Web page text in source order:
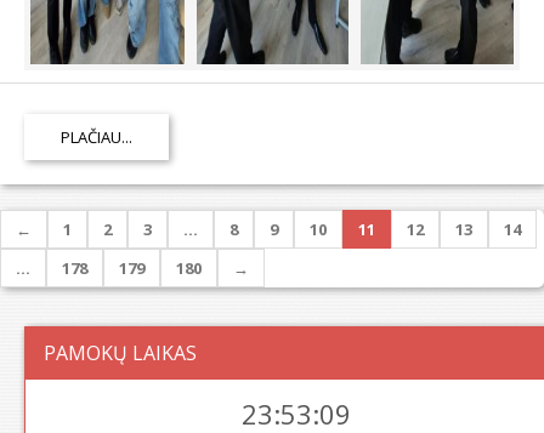
PLAČIAU...
← 1 2 3 … 8 9 10 11 12 13
14
…
178 179 180 →
PAMOKŲ LAIKAS
23:53:10